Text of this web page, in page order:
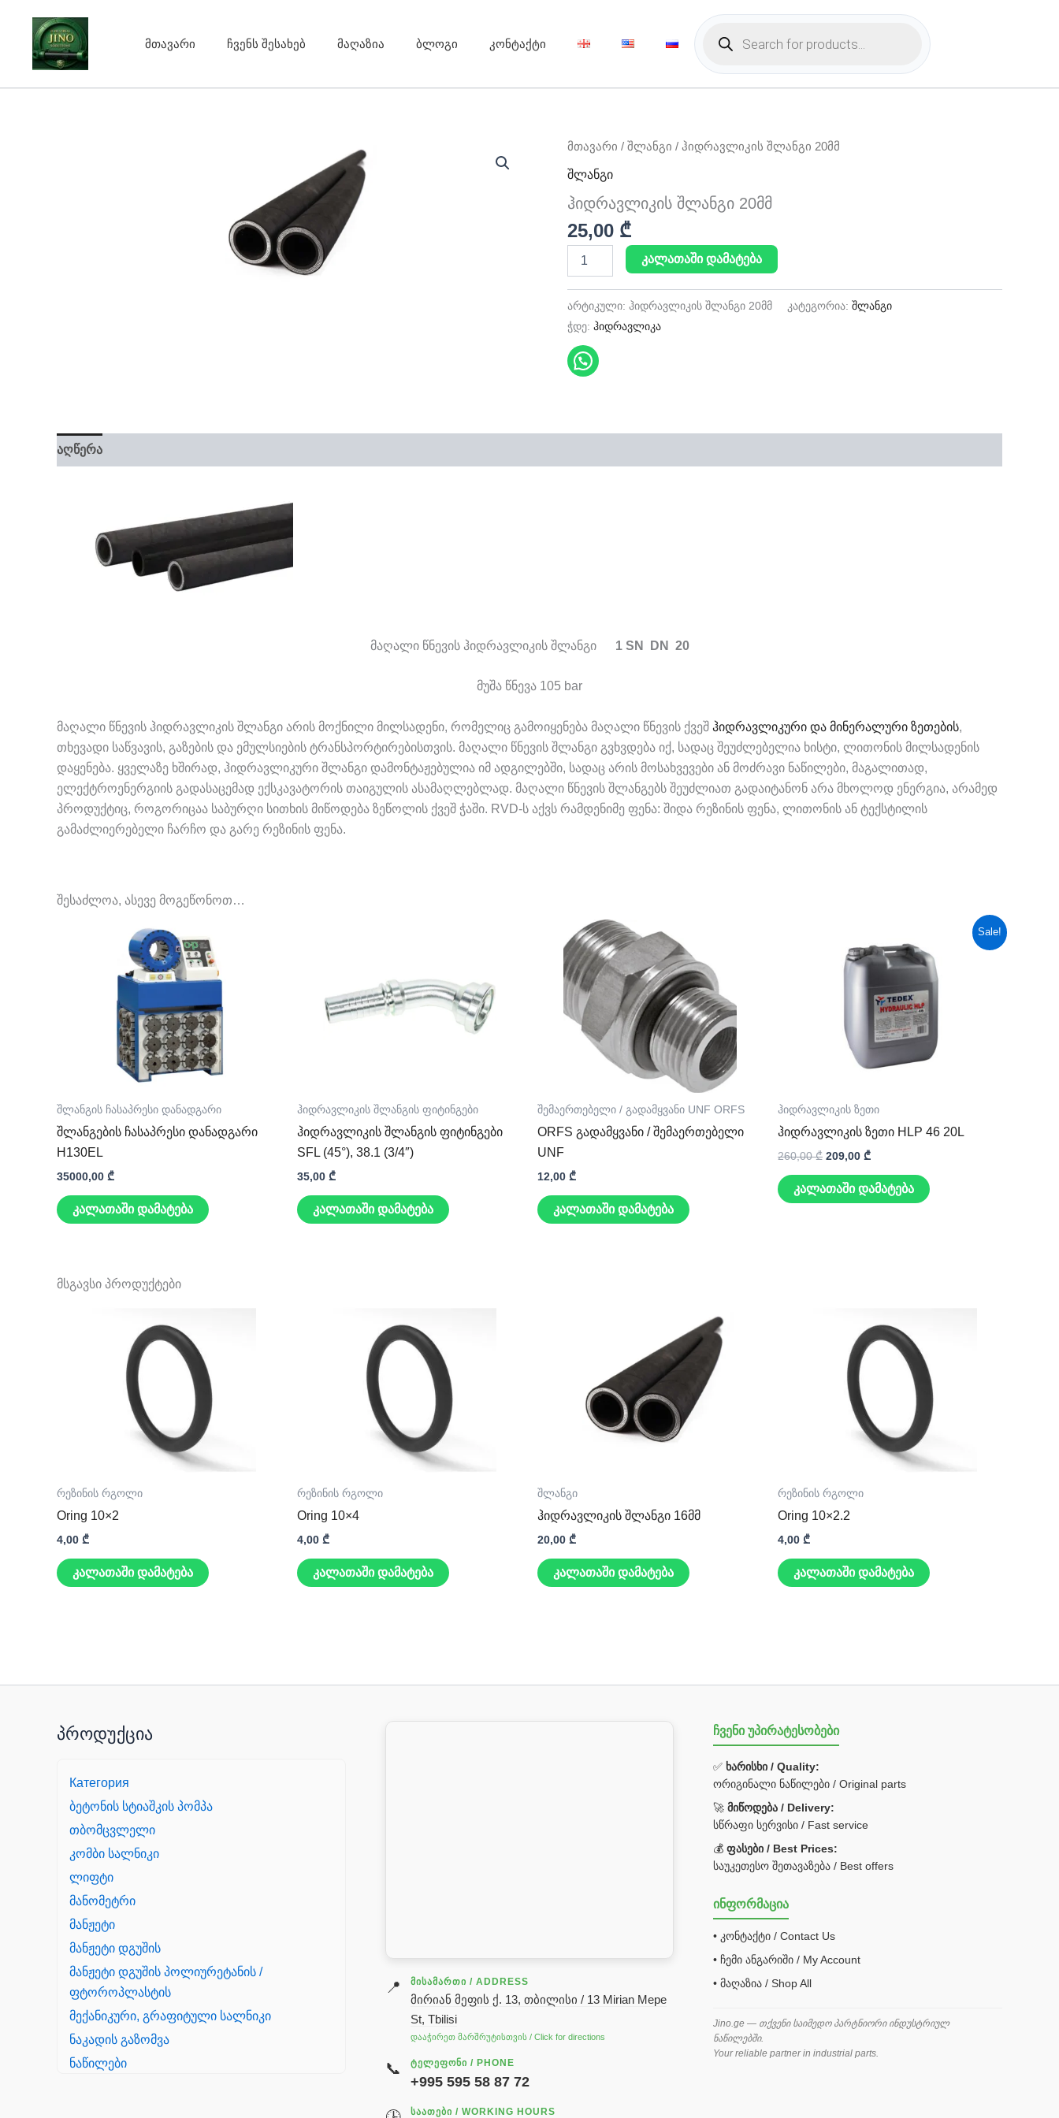
content
მთავარი ჩვენს შესახებ მაღაზია ბლოგი კონტაქტი
Products
search
მთავარი / შლანგი / ჰიდრავლიკის შლანგი 20მმ
შლანგი
ჰიდრავლიკის შლანგი 20მმ
25,00 ₾
რაოდენობა:
შლანგი
კალათაში დამატება
არტიკული: ჰიდრავლიკის შლანგი 20მმ კატეგორია: შლანგი
ჭდე: ჰიდრავლიკა
აღწერა
მაღალი წნევის ჰიდრავლიკის შლანგი 1 SN DN 20
მუშა წნევა 105 bar
მაღალი წნევის ჰიდრავლიკის შლანგი არის მოქნილი მილსადენი, რომელიც გამოიყენება მაღალი წნევის ქვეშ ჰიდრავლიკური და მინერალური ზეთების,
თხევადი საწვავის, გაზების და ემულსიების ტრანსპორტირებისთვის. მაღალი წნევის შლანგი გვხვდება იქ, სადაც შეუძლებელია ხისტი, ლითონის მილსადენის
დაყენება. ყველაზე ხშირად, ჰიდრავლიკური შლანგი დამონტაჟებულია იმ ადგილებში, სადაც არის მოსახვევები ან მოძრავი ნაწილები, მაგალითად,
ელექტროენერგიის გადასაცემად ექსკავატორის თაიგულის ასამაღლებლად. მაღალი წნევის შლანგებს შეუძლიათ გადაიტანონ არა მხოლოდ ენერგია, არამედ
პროდუქტიც, როგორიცაა საბურღი სითხის მიწოდება ზეწოლის ქვეშ ჭაში. RVD-ს აქვს რამდენიმე ფენა: შიდა რეზინის ფენა, ლითონის ან ტექსტილის
გამაძლიერებელი ჩარჩო და გარე რეზინის ფენა.
შესაძლოა, ასევე მოგეწონოთ…
შლანგის ჩასაპრესი დანადგარი
შლანგების ჩასაპრესი დანადგარი
H130EL
35000,00 ₾
კალათაში დამატება
ჰიდრავლიკის შლანგის ფიტინგები
ჰიდრავლიკის შლანგის ფიტინგები
SFL (45°), 38.1 (3/4″)
35,00 ₾
კალათაში დამატება
შემაერთებელი / გადამყვანი UNF ORFS
ORFS გადამყვანი / შემაერთებელი
UNF
12,00 ₾
კალათაში დამატება
Sale!
ჰიდრავლიკის ზეთი
ჰიდრავლიკის ზეთი HLP 46 20L
260,00₾
was:
260,00 ₾.
209,00 ₾
is:
209,00 ₾.
კალათაში დამატება
მსგავსი პროდუქტები
რეზინის რგოლი
Oring 10×2
4,00 ₾
კალათაში დამატება
რეზინის რგოლი
Oring 10×4
4,00 ₾
კალათაში დამატება
შლანგი
ჰიდრავლიკის შლანგი 16მმ
20,00 ₾
კალათაში დამატება
რეზინის რგოლი
Oring 10×2.2
4,00 ₾
კალათაში დამატება
პროდუქცია
Категория
ბეტონის სტიაშკის პომპა
თბომცვლელი
კომბი სალნიკი
ლიფტი
მანომეტრი
მანჟეტი
მანჟეტი დგუშის
მანჟეტი დგუშის პოლიურეტანის /
ფტოროპლასტის
მექანიკური, გრაფიტული სალნიკი
ნაკადის გაზომვა
ნაწილები
📍 ᲛᲘᲡᲐᲛᲐᲠᲗᲘ / ADDRESS
მირიან მეფის ქ. 13, თბილისი / 13 Mirian Mepe
St, Tbilisi
დააჭირეთ მარშრუტისთვის / Click for directions
📞 ᲢᲔᲚᲔᲤᲝᲜᲘ / PHONE
+995 595 58 87 72
ᲡᲐᲐᲗᲔᲑᲘ / WORKING HOURS
ჩვენი უპირატესობები
✅ ხარისხი / Quality:
ორიგინალი ნაწილები / Original parts
🚀მიწოდება / Delivery:
სწრაფი სერვისი / Fast service
💰ფასები / Best Prices:
საუკეთესო შეთავაზება / Best offers
ინფორმაცია
• კონტაქტი / Contact Us
• ჩემი ანგარიში / My Account
• მაღაზია / Shop All
Jino.ge — თქვენი საიმედო პარტნიორი ინდუსტრიულ
ნაწილებში.
Your reliable partner in industrial parts.